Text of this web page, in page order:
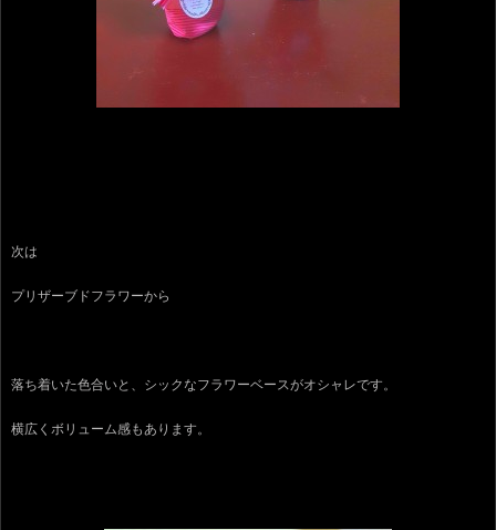
次は
プリザーブドフラワーから
落ち着いた色合いと、シックなフラワーベースがオシャレです。
横広くボリューム感もあります。